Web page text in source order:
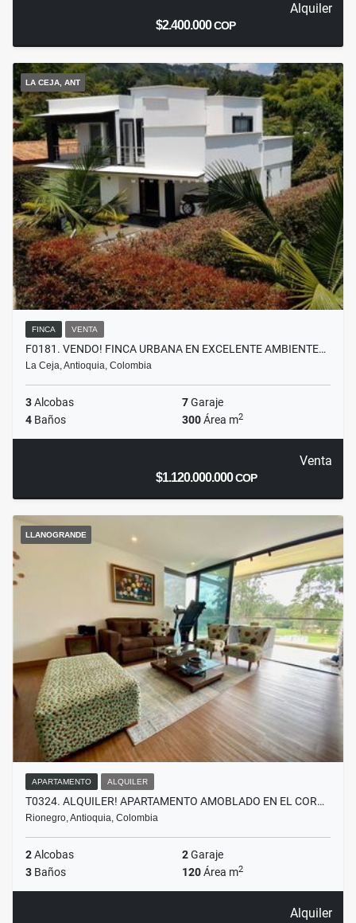
Alquiler
$2.400.000COP
LA CEJA, ANT
FINCA VENTA
F0181. VENDO! FINCA URBANA EN EXCELENTE AMBIENTE…
La Ceja, Antioquia, Colombia
3Alcobas 7Garaje
4 Baños 300Área m2
Venta
$1.120.000.000COP
LLANOGRANDE
APARTAMENTO ALQUILER
T0324. ALQUILER! APARTAMENTO AMOBLADO EN EL COR…
Rionegro, Antioquia, Colombia
2Alcobas 2Garaje
3 Baños 120Área m2
Alquiler